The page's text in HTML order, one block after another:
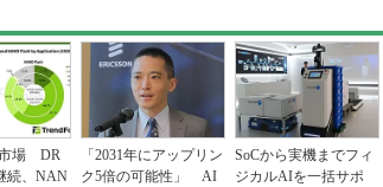
市場 DR
続、NAN
「2031年にアップリン
ク5倍の可能性」 AI
SoCから実機までフィ
ジカルAIを一括サポ